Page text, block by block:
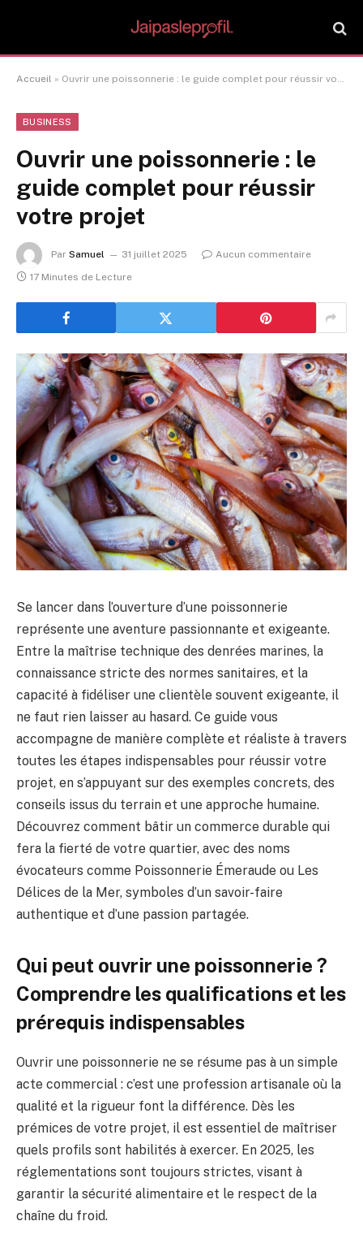
Accueil » Ouvrir une poissonnerie : le guide complet pour réussir votre projet
BUSINESS
Ouvrir une poissonnerie : le
guide complet pour réussir
votre projet
Par Samuel 31 juillet 2025
Aucun commentaire
17 Minutes de Lecture
Se lancer dans l’ouverture d’une poissonnerie
représente une aventure passionnante et exigeante.
Entre la maîtrise technique des denrées marines, la
connaissance stricte des normes sanitaires, et la
capacité à fidéliser une clientèle souvent exigeante, il
ne faut rien laisser au hasard. Ce guide vous
accompagne de manière complète et réaliste à travers
toutes les étapes indispensables pour réussir votre
projet, en s’appuyant sur des exemples concrets, des
conseils issus du terrain et une approche humaine.
Découvrez comment bâtir un commerce durable qui
fera la fierté de votre quartier, avec des noms
évocateurs comme Poissonnerie Émeraude ou Les
Délices de la Mer, symboles d’un savoir-faire
authentique et d’une passion partagée.
Qui peut ouvrir une poissonnerie ?
Comprendre les qualifications et les
prérequis indispensables
Ouvrir une poissonnerie ne se résume pas à un simple
acte commercial : c’est une profession artisanale où la
qualité et la rigueur font la différence. Dès les
prémices de votre projet, il est essentiel de maîtriser
quels profils sont habilités à exercer. En 2025, les
réglementations sont toujours strictes, visant à
garantir la sécurité alimentaire et le respect de la
chaîne du froid.